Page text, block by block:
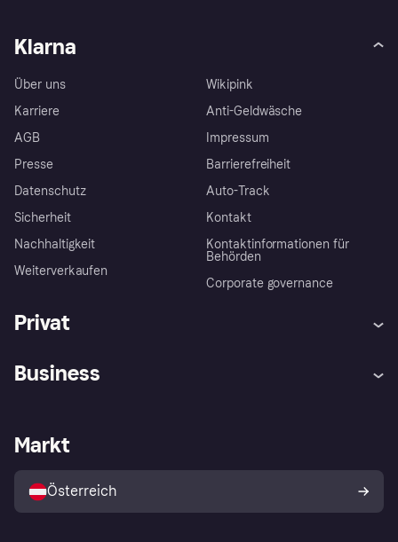
Klarna
Über uns
Karriere
AGB
Presse
Datenschutz
Sicherheit
Nachhaltigkeit
Weiterverkaufen
Wikipink
Anti-Geldwäsche
Impressum
Barrierefreiheit
Auto-Track
Kontakt
Kontaktinformationen für
Behörden
Corporate governance
Privat
Shops entdecken
Business
Händlerportal
Markt
Österreich